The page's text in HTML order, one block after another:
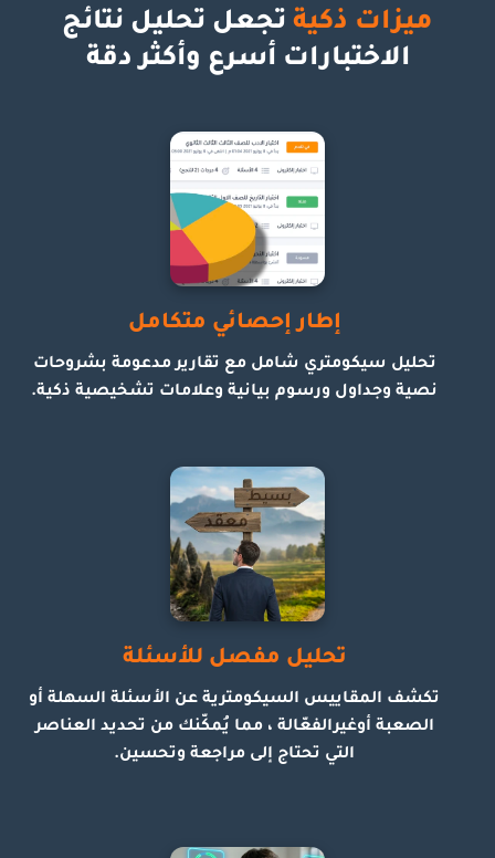
ميزات ذكية تجعل تحليل نتائج
الاختبارات أسرع وأكثر دقة
إطار إحصائي متكامل
تحليل سيكومتري شامل مع تقارير مدعومة بشروحات
نصية وجداول ورسوم بيانية وعلامات تشخيصية ذكية.
تحليل مفصل للأسئلة
تكشف المقاييس السيكومترية عن الأسئلة السهلة أو
الصعبة أوغيرالفعّالة ، مما يُمكّنك من تحديد العناصر
التي تحتاج إلى مراجعة وتحسين.